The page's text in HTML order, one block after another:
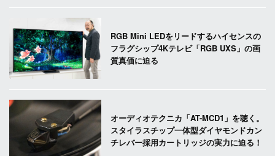
RGB Mini LEDをリードするハイセンスの
フラグシップ4Kテレビ「RGB UXS」の画
質真価に迫る
オーディオテクニカ「AT-MCD1」を聴く。
スタイラスチップ一体型ダイヤモンドカン
チレバー採用カートリッジの実力に迫る！